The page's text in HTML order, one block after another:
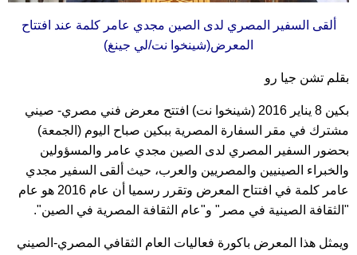
ألقى السفير المصري لدى الصين مجدي عامر كلمة عند افتتاح
المعرض(شينخوا نت/لي جينغ)
بقلم تشن جيا رو
بكين 8 يناير 2016 (شينخوا نت) افتتح معرض فني مصري- صيني
مشترك في مقر السفارة المصرية ببكين صباح اليوم (الجمعة)
بحضور السفير المصري لدى الصين مجدي عامر والمسؤولين
والخبراء الصينيين والمصريين والعرب، حيث ألقى السفير مجدي
عامر كلمة في افتتاح المعرض وتقرر رسميا أن عام 2016 هو عام
"الثقافة الصينية في مصر" و"عام الثقافة المصرية في الصين".
ويمثل هذا المعرض باكورة فعاليات العام الثقافي المصري-الصيني